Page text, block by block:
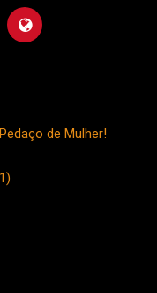
de Mulher!